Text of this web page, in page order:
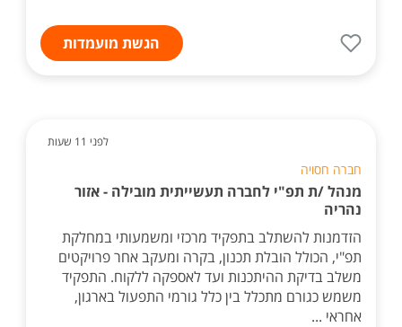
הגשת מועמדות
לפני 11 שעות
חברה חסויה
מנהל /ת תפ"י לחברה תעשייתית מובילה - אזור
נהריה
הזדמנות להשתלב בתפקיד מרכזי ומשמעותי במחלקת
תפ"י, הכולל הובלת תכנון, בקרה ומעקב אחר פרויקטים
משלב בדיקת ההיתכנות ועד לאספקה ללקוח. התפקיד
משמש כגורם מתכלל בין כלל גורמי התפעול בארגון,
אחראי ...